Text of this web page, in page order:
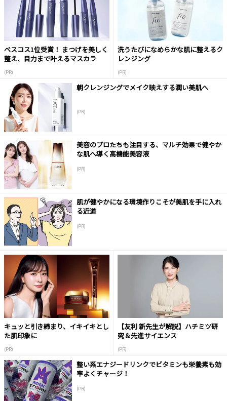
ベスコス1位受賞！ まつげを美しく
整え、目力まで叶えるマスカラ
(PR)
洗うたびになめらかな肌に整えるク
レンジング
(PR)
朝クレンジングでメイク映えする潤い美肌へ
(PR)
美容のプロたちも注目する、マルチ効果で健やか
な肌へ導く高機能美容液
(PR)
肌が健やかになる環境作りこそが美肌を手に入れ
る近道
(PR)
キュッと引き締まり、イキイキとし
た肌印象に
(PR)
【友利 新先生が解説】ハチミツ研
究＆先進サイエンス
(PR)
整い系エナジードリンクでビタミンも栄養素も効
率よくチャージ！
(PR)